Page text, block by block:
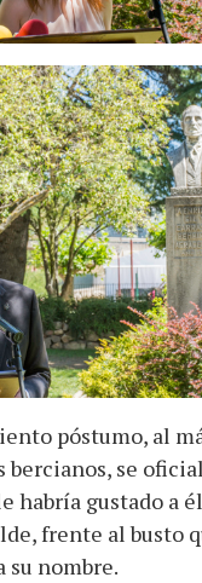
póstumo, al
bercianos, se
habría gustado a
frente al busto
su nombre.